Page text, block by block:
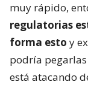
muy rápido,
regulatorias
forma esto y
podría
está atacando